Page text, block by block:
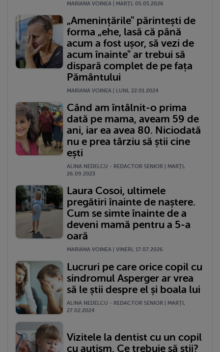
MARIANA VOINEA | MARŢI, 05.05.2026
„Amenințările" părintești de
forma „ehe, lasă că până
acum a fost ușor, să vezi de
acum înainte" ar trebui să
dispară complet de pe fața
Pământului
MARIANA VOINEA | LUNI, 22.01.2024
Când am întâlnit-o prima
dată pe mama, aveam 59 de
ani, iar ea avea 80. Niciodată
nu e prea târziu să știi cine
ești
ALINA NEDELCU - REDACTOR SENIOR | MARŢI,
26.09.2023
Laura Cosoi, ultimele
pregătiri înainte de naștere.
Cum se simte înainte de a
deveni mamă pentru a 5-a
oară
MARIANA VOINEA | VINERI, 17.07.2026
Lucruri pe care orice copil cu
sindromul Asperger ar vrea
să le știi despre el și boala lui
ALINA NEDELCU - REDACTOR SENIOR | MARŢI,
27.02.2024
Vizitele la dentist cu un copil
cu autism. Ce trebuie să știi?